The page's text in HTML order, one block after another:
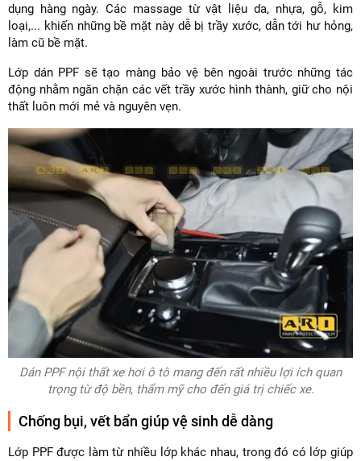
dụng hàng ngày. Các massage từ vật liệu da, nhựa, gỗ, kim
loại,... khiến những bề mặt này dễ bị trầy xước, dẫn tới hư hỏng,
làm cũ bề mặt.
Lớp dán PPF sẽ tạo màng bảo vệ bên ngoài trước những tác
động nhằm ngăn chặn các vết trầy xước hình thành, giữ cho nội
thất luôn mới mẻ và nguyên vẹn.
Dán PPF nội thất xe hơi ô tô mang đến rất nhiều lợi ích quan
trọng từ độ bền, thẩm mỹ cho đến giá trị chiếc xe.
Chống bụi, vết bẩn giúp vệ sinh dễ dàng
Lớp PPF được làm từ nhiều lớp khác nhau, trong đó có lớp giúp